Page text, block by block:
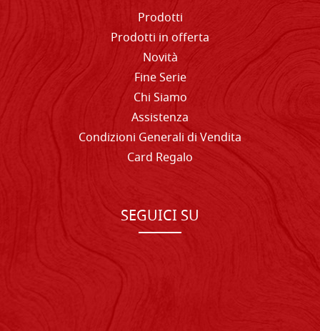
Prodotti
Prodotti in offerta
Novità
Fine Serie
Chi Siamo
Assistenza
Condizioni Generali di Vendita
Card Regalo
SEGUICI SU